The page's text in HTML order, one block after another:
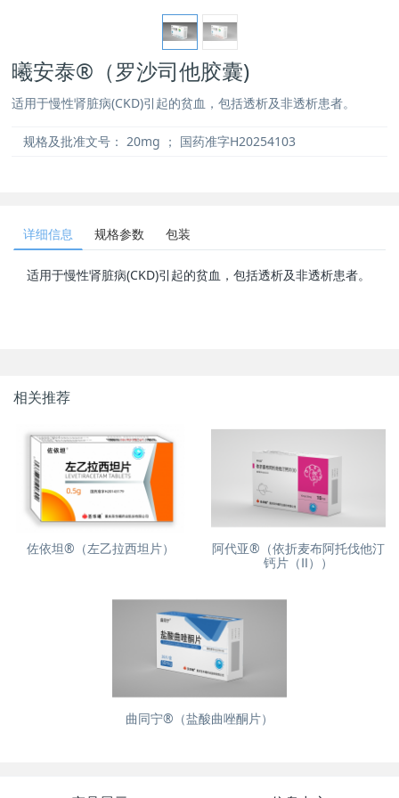
曦安泰®（罗沙司他胶囊)
适用于慢性肾脏病(CKD)引起的贫血，包括透析及非透析患者。
规格及批准文号： 20mg ； 国药准字H20254103
详细信息 规格参数 包装
适用于慢性肾脏病(CKD)引起的贫血，包括透析及非透析患者。
相关推荐
佐依坦®（左乙拉西坦片）
阿代亚®（依折麦布阿托伐他汀
钙片（Ⅱ））
曲同宁®（盐酸曲唑酮片）